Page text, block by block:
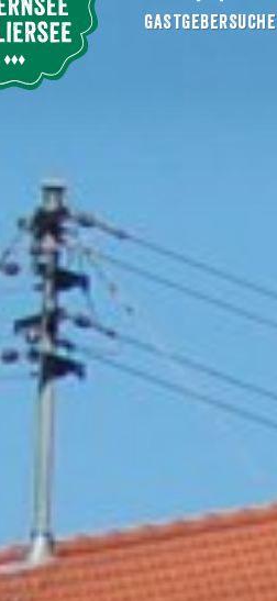
GASTGEBERSUCHE